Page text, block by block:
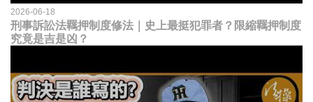
2026-06-18
刑事訴訟法羈押制度修法｜史上最挺犯罪者？限縮羈押制度
究竟是吉是凶？